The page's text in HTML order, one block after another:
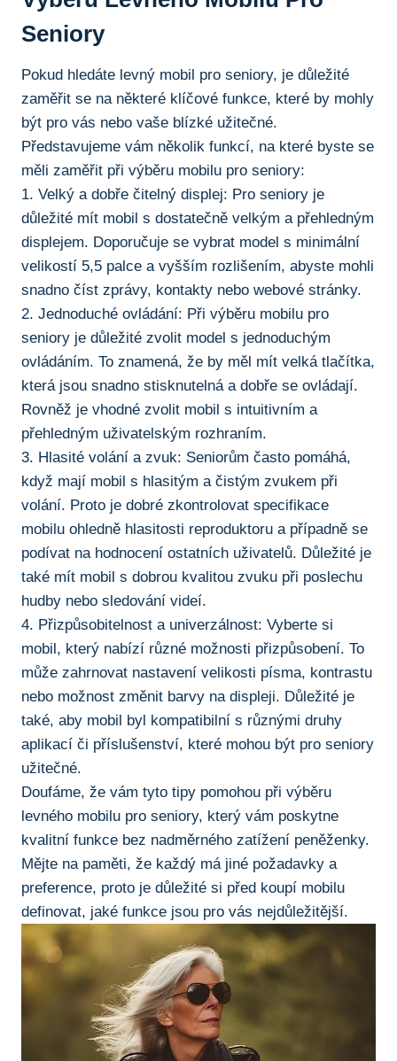
Seniory
Pokud hledáte levný mobil pro seniory, je důležité
zaměřit se na některé klíčové funkce, které ⁣by mohly
být pro vás nebo vaše blízké ‌užitečné.⁣
Představujeme vám několik funkcí, na ⁤které byste se
měli zaměřit při výběru mobilu pro ​seniory:
1. Velký a dobře čitelný displej: Pro seniory je
důležité mít mobil s dostatečně⁣ velkým a přehledným⁢
displejem. ​Doporučuje se vybrat model⁣ s minimální
velikostí 5,5 palce a vyšším rozlišením, ⁤abyste mohli
‍snadno číst zprávy, kontakty nebo webové stránky.
2. Jednoduché ovládání: Při výběru mobilu pro
seniory ​je důležité zvolit model⁢ s jednoduchým
ovládáním. ‌To​ znamená, že by měl mít velká tlačítka,
která jsou‍ snadno stisknutelná a dobře ⁤se ovládají.
Rovněž je⁣ vhodné zvolit ‍mobil s intuitivním a‍
přehledným uživatelským rozhraním.
3. Hlasité volání a zvuk: Seniorům⁤ často pomáhá,
když mají mobil s hlasitým⁢ a čistým zvukem⁢ při‍
volání. ⁤Proto je dobré zkontrolovat specifikace
mobilu ohledně hlasitosti reproduktoru ​a případně se
podívat na hodnocení ostatních uživatelů. Důležité je
také mít mobil s dobrou kvalitou zvuku při poslechu
hudby nebo sledování videí.
4. Přizpůsobitelnost a univerzálnost: Vyberte si
mobil, který nabízí různé možnosti přizpůsobení. To
může zahrnovat nastavení velikosti písma,‍ kontrastu
nebo ⁤možnost změnit barvy na displeji. Důležité je
také, aby mobil byl kompatibilní s různými druhy
aplikací či příslušenství, které mohou být‌ pro seniory
užitečné.
Doufáme,⁢ že vám ⁣tyto tipy pomohou při výběru
levného mobilu pro seniory, který vám poskytne
kvalitní‌ funkce bez nadměrného zatížení peněženky.
Mějte na paměti, že každý má jiné požadavky a
preference, proto je důležité si před koupí mobilu
definovat, jaké funkce jsou pro vás nejdůležitější.